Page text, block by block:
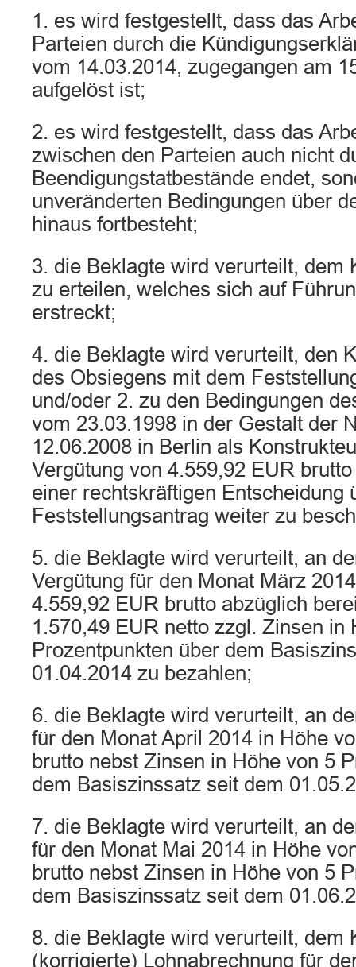
1. es wird festgestellt, dass das
Parteien durch die
vom 14.03.2014, zugegangen am
aufgelöst ist;
2. es wird festgestellt, dass das
zwischen den Parteien auch nicht
Beendigungstatbestände endet,
unveränderten Bedingungen über
hinaus fortbesteht;
3. die Beklagte wird verurteilt, dem
zu erteilen, welches sich auf
erstreckt;
4. die Beklagte wird verurteilt, den
des Obsiegens mit dem
und/oder 2. zu den Bedingungen
vom 23.03.1998 in der Gestalt der
12.06.2008 in Berlin als
Vergütung von 4.559,92 EUR
einer rechtskräftigen Entscheidung
Feststellungsantrag weiter zu
5. die Beklagte wird verurteilt, an
Vergütung für den Monat März
4.559,92 EUR brutto abzüglich
1.570,49 EUR netto zzgl. Zinsen in
Prozentpunkten über dem
01.04.2014 zu bezahlen;
6. die Beklagte wird verurteilt, an
für den Monat April 2014 in Höhe
brutto nebst Zinsen in Höhe von 5
dem Basiszinssatz seit dem
7. die Beklagte wird verurteilt, an
für den Monat Mai 2014 in Höhe
brutto nebst Zinsen in Höhe von 5
dem Basiszinssatz seit dem
8. die Beklagte wird verurteilt, dem
(korrigierte) Lohnabrechnung für